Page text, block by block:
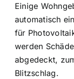
Einige
automatisch
für
werden
abgedeckt,
Blitzschlag.